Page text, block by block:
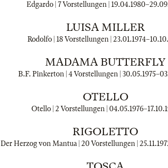
Edgardo | 7 Vorstellungen | 19.04.1980–
LUISA MILLER
Rodolfo | 18 Vorstellungen | 23.01.1974–
MADAMA BUTTERFLY
B.F. Pinkerton | 4 Vorstellungen | 30.05.1975–
OTELLO
Otello | 2 Vorstellungen | 04.05.1976–
RIGOLETTO
Der Herzog von Mantua | 20 Vorstellungen |